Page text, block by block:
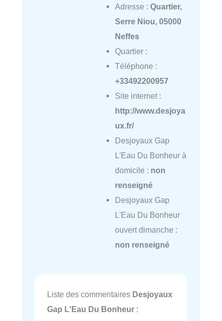
Adresse : Quartier,
Serre Niou, 05000
Neffes
Quartier :
Téléphone :
+33492200957
Site internet :
http://www.desjoya
ux.fr/
Desjoyaux Gap
L'Eau Du Bonheur à
domicile : non
renseigné
Desjoyaux Gap
L'Eau Du Bonheur
ouvert dimanche :
non renseigné
Liste des commentaires Desjoyaux
Gap L'Eau Du Bonheur :